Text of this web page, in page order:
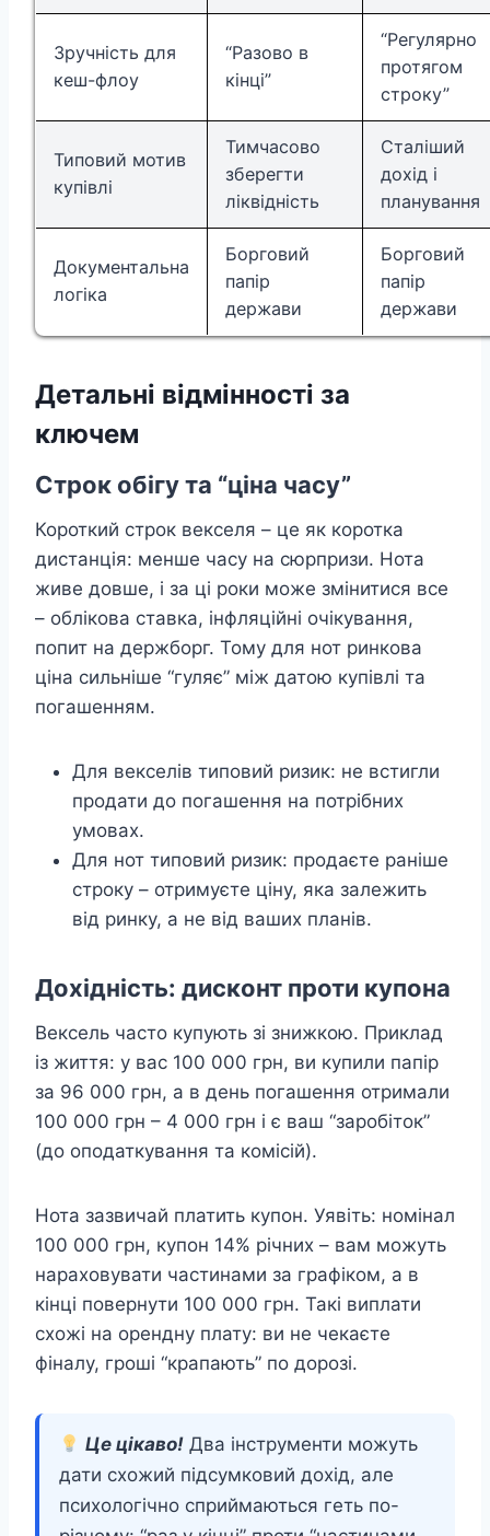
Зручність для
кеш-флоу
“Разово в
кінці”
“Регулярно
протягом
строку”
Типовий мотив
купівлі
Тимчасово
зберегти
ліквідність
Сталіший
дохід і
планування
Документальна
логіка
Борговий
папір
держави
Борговий
папір
держави
Детальні відмінності за
ключем
Строк обігу та “ціна часу”
Короткий строк векселя – це як коротка
дистанція: менше часу на сюрпризи. Нота
живе довше, і за ці роки може змінитися все
– облікова ставка, інфляційні очікування,
попит на держборг. Тому для нот ринкова
ціна сильніше “гуляє” між датою купівлі та
погашенням.
Для векселів типовий ризик: не встигли
продати до погашення на потрібних
умовах.
Для нот типовий ризик: продаєте раніше
строку – отримуєте ціну, яка залежить
від ринку, а не від ваших планів.
Дохідність: дисконт проти купона
Вексель часто купують зі знижкою. Приклад
із життя: у вас 100 000 грн, ви купили папір
за 96 000 грн, а в день погашення отримали
100 000 грн – 4 000 грн і є ваш “заробіток”
(до оподаткування та комісій).
Нота зазвичай платить купон. Уявіть: номінал
100 000 грн, купон 14% річних – вам можуть
нараховувати частинами за графіком, а в
кінці повернути 100 000 грн. Такі виплати
схожі на орендну плату: ви не чекаєте
фіналу, гроші “крапають” по дорозі.
Це цікаво! Два інструменти можуть
дати схожий підсумковий дохід, але
психологічно сприймаються геть по-